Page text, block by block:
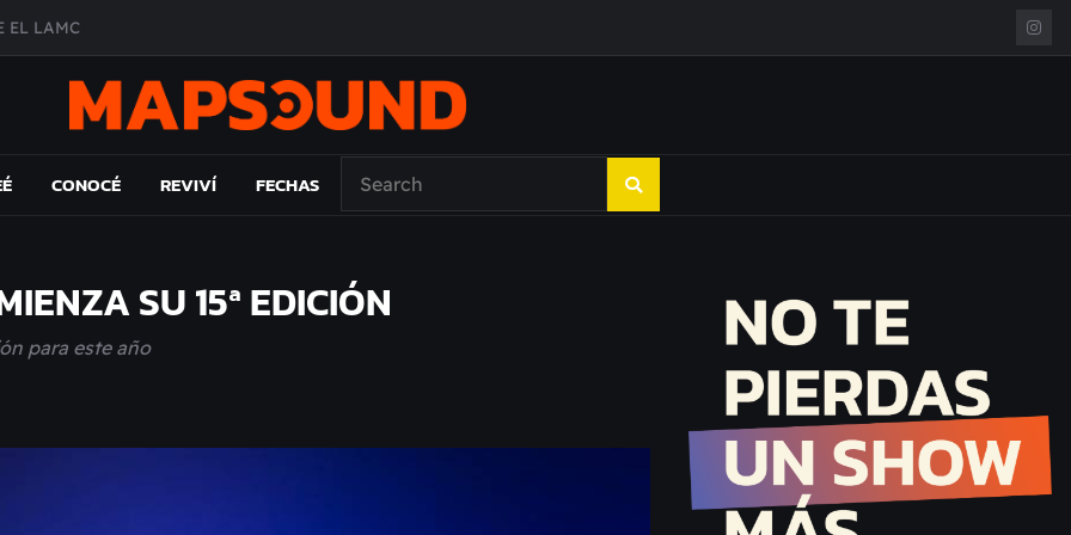
EL LAMC
DE ÉPOCA EN FORMA DE DISCO
CONOCÉ REVIVÍ FECHAS
SU 15ª EDICIÓN
para este año